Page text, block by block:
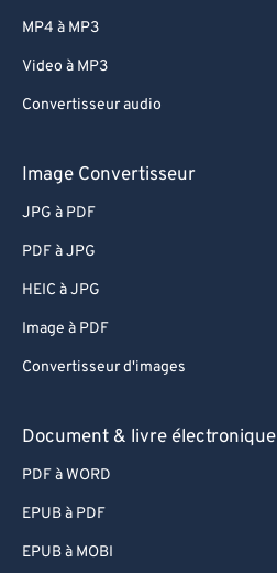
MP4 à MP3
Video à MP3
Convertisseur audio
Image Convertisseur
JPG à PDF
PDF à JPG
HEIC à JPG
Image à PDF
Convertisseur d'images
Document & livre électronique
PDF à WORD
EPUB à PDF
EPUB à MOBI